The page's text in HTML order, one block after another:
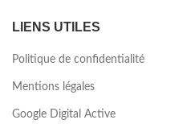
LIENS UTILES
Politique de confidentialité
Mentions légales
Google Digital Active